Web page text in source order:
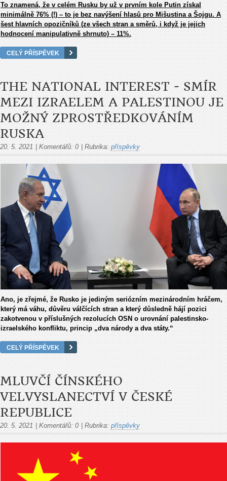
To znamená, že v celém Rusku by už v prvním kole Putin získal
minimálně 76% (!) – to je bez navýšení hlasů pro Mišustina a Šojgu. A
šest hlavních opozičníků (ze všech stran a směrů, i když je jejich
hodnocení manipulativně shrnuto) – 11%.
CELÝ PŘÍSPĚVEK
THE NATIONAL INTEREST - SMÍR
MEZI IZRAELEM A PALESTINOU JE
MOŽNÝ ZPROSTŘEDKOVÁNÍM
RUSKA
20. 5. 2021 | Komentářů: 0 | Rubrika: příspěvky
Ano, je zřejmé, že Rusko je jediným seriózním mezinárodním hráčem,
který má váhu, důvěru válčících stran a který důsledně hájí pozici
zakotvenou v příslušných rezolucích OSN o urovnání palestinsko-
izraelského konfliktu, princip „dva národy a dva státy.“
CELÝ PŘÍSPĚVEK
MLUVČÍ ČÍNSKÉHO
VELVYSLANECTVÍ V ČESKÉ
REPUBLICE
20. 5. 2021 Komentářů: 0 Rubrika: příspěvky